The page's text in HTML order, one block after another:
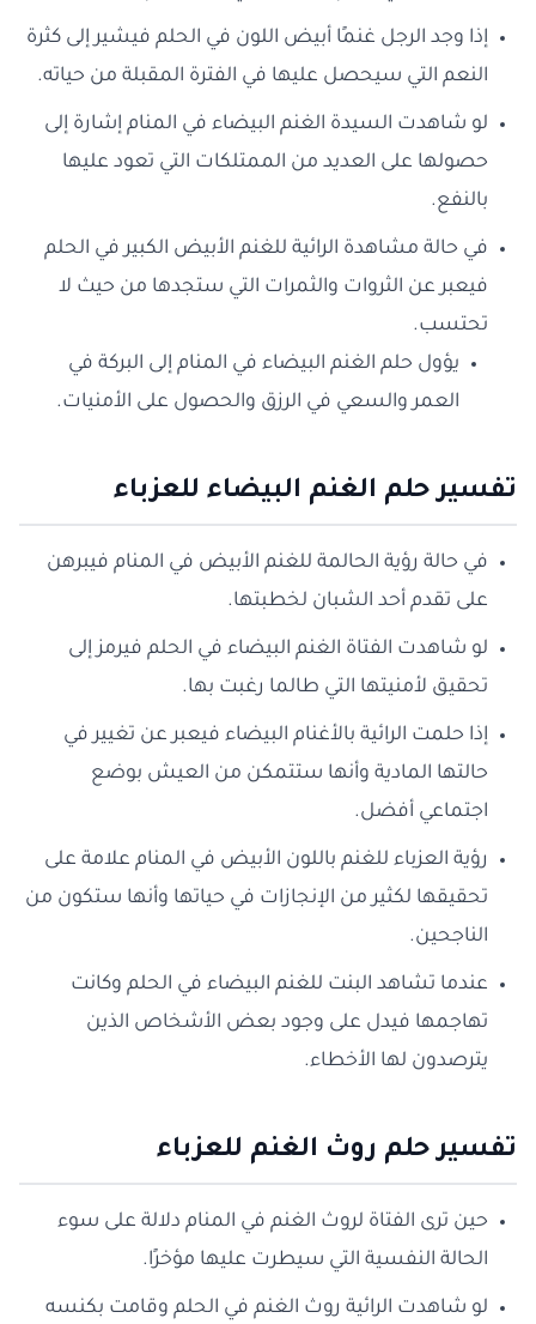
إذا وجد الرجل غنمًا أبيض اللون في الحلم فيشير إلى كثرة
النعم التي سيحصل عليها في الفترة المقبلة من حياته.
لو شاهدت السيدة الغنم البيضاء في المنام إشارة إلى
حصولها على العديد من الممتلكات التي تعود عليها
بالنفع.
في حالة مشاهدة الرائية للغنم الأبيض الكبير في الحلم
فيعبر عن الثروات والثمرات التي ستجدها من حيث لا
تحتسب.
يؤول حلم الغنم البيضاء في المنام إلى البركة في
العمر والسعي في الرزق والحصول على الأمنيات.
تفسير حلم الغنم البيضاء للعزباء
في حالة رؤية الحالمة للغنم الأبيض في المنام فيبرهن
على تقدم أحد الشبان لخطبتها.
لو شاهدت الفتاة الغنم البيضاء في الحلم فيرمز إلى
تحقيق لأمنيتها التي طالما رغبت بها.
إذا حلمت الرائية بالأغنام البيضاء فيعبر عن تغيير في
حالتها المادية وأنها ستتمكن من العيش بوضع
اجتماعي أفضل.
رؤية العزباء للغنم باللون الأبيض في المنام علامة على
تحقيقها لكثير من الإنجازات في حياتها وأنها ستكون من
الناجحين.
عندما تشاهد البنت للغنم البيضاء في الحلم وكانت
تهاجمها فيدل على وجود بعض الأشخاص الذين
يترصدون لها الأخطاء.
تفسير حلم روث الغنم للعزباء
حين ترى الفتاة لروث الغنم في المنام دلالة على سوء
الحالة النفسية التي سيطرت عليها مؤخرًا.
لو شاهدت الرائية روث الغنم في الحلم وقامت بكنسه